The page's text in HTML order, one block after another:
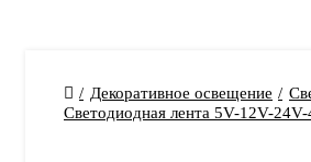
Декоративное освещение
Светодиодная лента 5V-12V-